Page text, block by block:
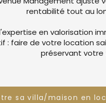
rentabilité tout au
en valorisation
: faire de votre location
préservant votre
sa villa/maison en